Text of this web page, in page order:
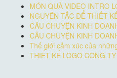
MÓN QUÀ VIDEO INTRO
NGUYÊN TẮC ĐỂ THIẾT
CÂU CHUYỆN KINH
CÂU CHUYỆN KINH
Thế giới cảm xúc của
THIẾT KẾ LOGO CÔNG